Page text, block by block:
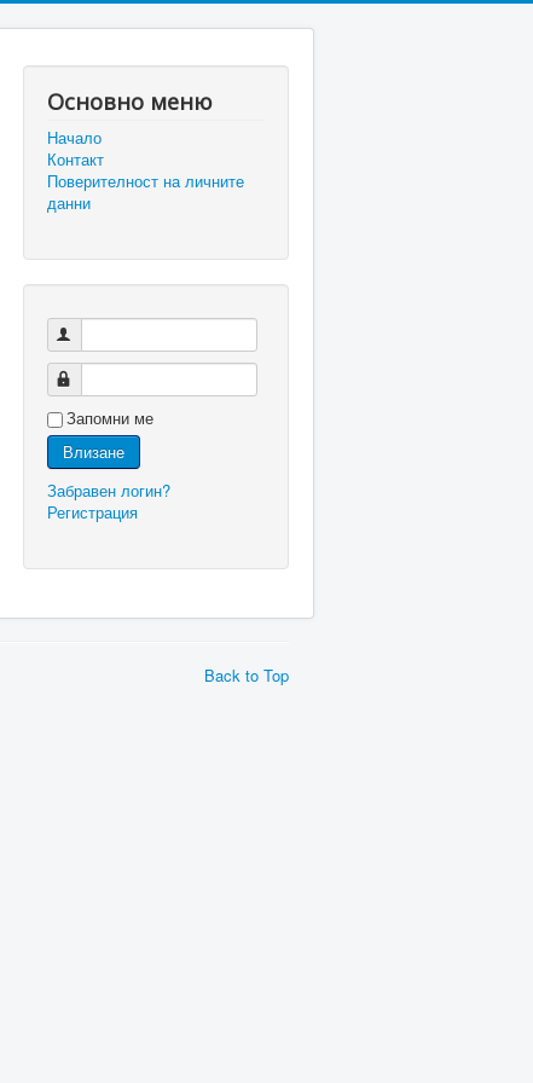
Основно меню
Начало
Контакт
Поверителност на личните
данни
Запомни ме
Влизане
Забравен логин?
Регистрация
Back to Top